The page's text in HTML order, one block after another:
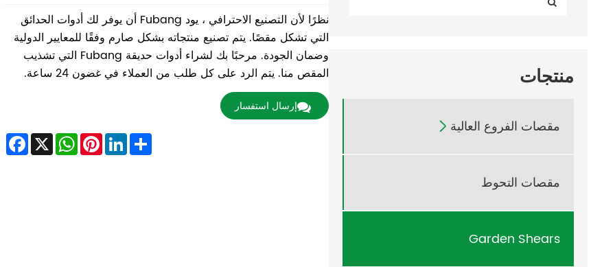
منتجات
مقصات الفروع العالية 
مقصات التحوط
Garden Shears
نظرًا لأن التصنيع الاحترافي ، يود Fubang أن يوفر لك أدوات الحدائق
التي تشكل مقصًا. يتم تصنيع منتجاته بشكل صارم وفقًا للمعايير الدولية
وضمان الجودة. مرحبًا بك لشراء أدوات حديقة Fubang التي تشذيب
المقص منا. يتم الرد على كل طلب من العملاء في غضون 24 ساعة.
إرسال استفسار
X
WhatsAppPinterestLinkedInShare